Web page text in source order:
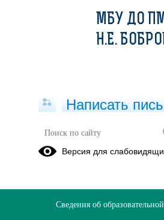
Публикации за
Приказ
МБУ ДО
Н.Е.
Написать
Версия для
Сведения об